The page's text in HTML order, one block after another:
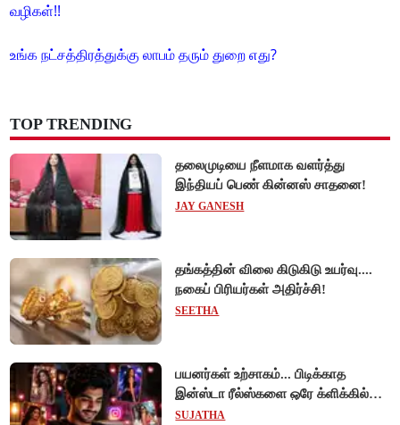
வழிகள்!!
உங்க நட்சத்திரத்துக்கு லாபம் தரும் துறை எது?
TOP TRENDING
தலைமுடியை நீளமாக வளர்த்து
இந்தியப் பெண் கின்னஸ் சாதனை!
JAY GANESH
தங்கத்தின் விலை கிடுகிடு உயர்வு....
நகைப் பிரியர்கள் அதிர்ச்சி!
SEETHA
பயனர்கள் உற்சாகம்... பிடிக்காத
இன்ஸ்டா ரீல்ஸ்களை ஒரே க்ளிக்கில்
மாற்றியமைக்கலாம்!
SUJATHA